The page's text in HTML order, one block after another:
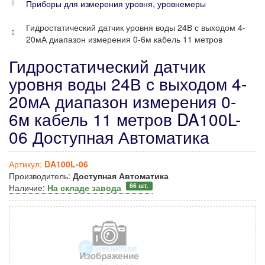
Приборы для измерения уровня, уровнемеры
Гидростатический датчик уровня воды 24В с выходом 4-
20мА диапазон измерения 0-6м кабель 11 метров
Гидростатический датчик
уровня воды 24В с выходом 4-
20мА диапазон измерения 0-
6м кабель 11 метров DA100L-
06 Доступная Автоматика
Артикул: DA100L-06
Производитель: Доступная Автоматика
Наличие: На складе завода 66 шт.